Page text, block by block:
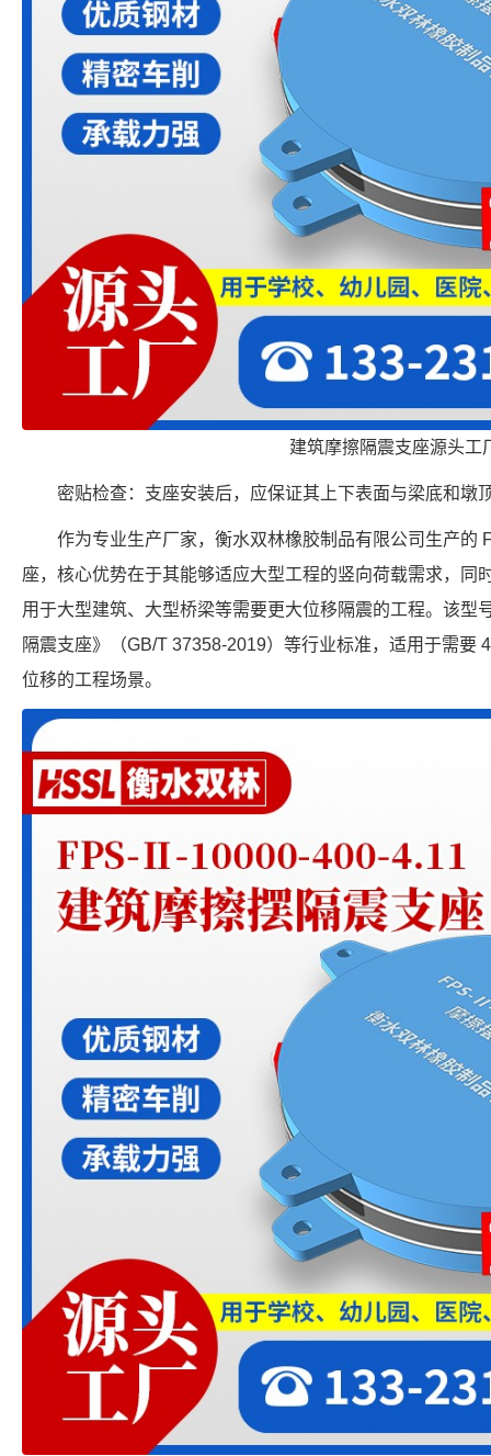
建筑摩擦隔震支座源头工
密贴检查：支座安装后，应保证其上下表面与梁底和墩
作为专业生产厂家，衡水双林橡胶制品有限公司生产的
座，核心优势在于其能够适应大型工程的竖向荷载需求，同
用于大型建筑、大型桥梁等需要更大位移隔震的工程。该型
隔震支座》（GB/T 37358-2019）等行业标准，适用于需要
位移的工程场景。